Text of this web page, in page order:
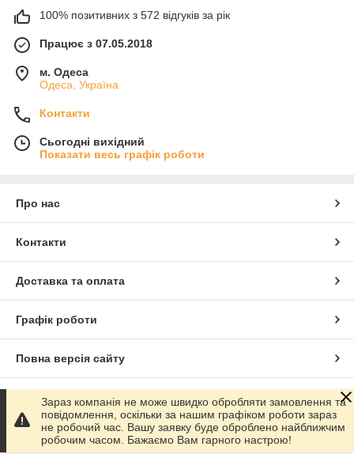
100% позитивних з 572 відгуків за рік
Працює з 07.05.2018
м. Одеса
Одеса, Україна
Контакти
Сьогодні вихідний
Показати весь графік роботи
Про нас
Контакти
Доставка та оплата
Графік роботи
Повна версія сайту
Сайт створено на маркетплейсі Prom.ua
Політика конфіденційності
Зараз компанія не може швидко обробляти замовлення та
повідомлення, оскільки за нашим графіком роботи зараз
не робочий час. Вашу заявку буде оброблено найближчим
робочим часом. Бажаємо Вам гарного настрою!